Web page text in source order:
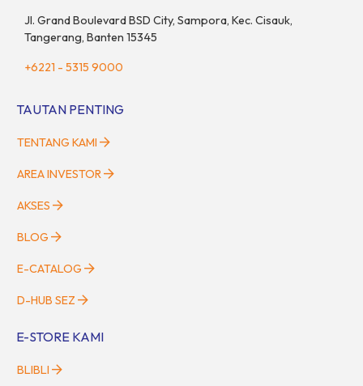
Jl. Grand Boulevard BSD City, Sampora, Kec. Cisauk,
Tangerang, Banten 15345
+6221 - 5315 9000
TAUTAN PENTING
TENTANG KAMI
AREA INVESTOR
AKSES
BLOG
E-CATALOG
D-HUB SEZ
E-STORE KAMI
BLIBLI